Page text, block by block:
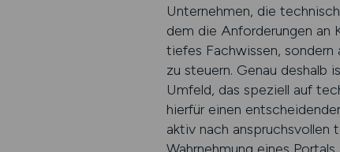
Unternehmen, die
dem die Anforderungen an
tiefes Fachwissen, sondern
zu steuern. Genau deshalb
Umfeld, das speziell auf
hierfür einen
aktiv nach anspruchsvollen